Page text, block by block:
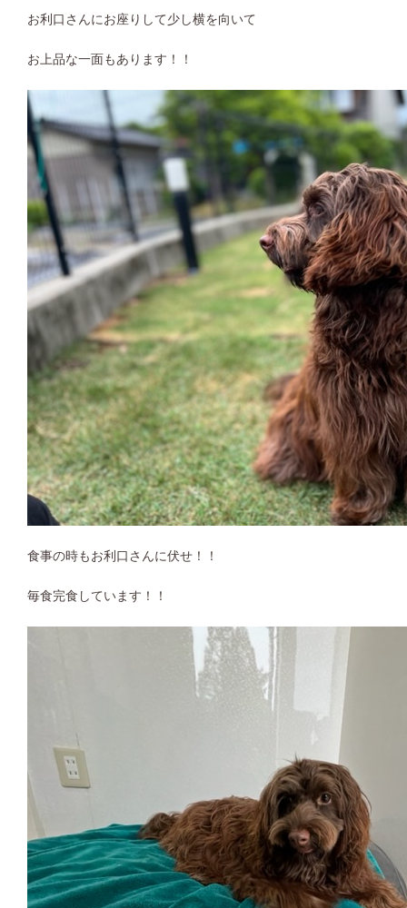
お利口さんにお座りして少し横を向いて
お上品な一面もあります！！
食事の時もお利口さんに伏せ！！
毎食完食しています！！